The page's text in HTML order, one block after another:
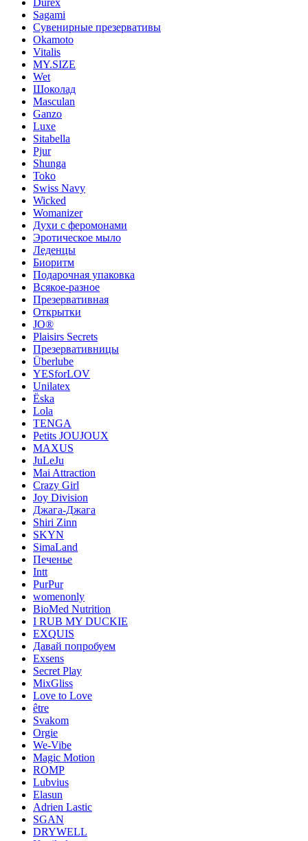
Durex
Sagami
Сувенирные презервативы
Okamoto
Vitalis
MY.SIZE
Wet
Шоколад
Masculan
Ganzo
Luxe
Sitabella
Pjur
Shunga
Toko
Swiss Navy
Wicked
Womanizer
Духи с феромонами
Эротическое мыло
Леденцы
Биоритм
Подарочная упаковка
Всякое-разное
Презервативная
Открытки
JO®
Plaisirs Secrets
Презервативницы
Überlube
YESforLOV
Unilatex
Ёska
Lola
TENGA
Petits JOUJOUX
MAXUS
JuLeJu
Mai Attraction
Crazy Girl
Joy Division
Джага-Джага
Shiri Zinn
SKYN
SimaLand
Печенье
Intt
PurPur
womenonly
BioMed Nutrition
I RUB MY DUCKIE
EXQUIS
Давай попробуем
Exsens
Secret Play
MixGliss
Love to Love
être
Svakom
Orgie
We-Vibe
Magic Motion
ROMP
Lubvius
Elasun
Adrien Lastic
SGAN
DRYWELL